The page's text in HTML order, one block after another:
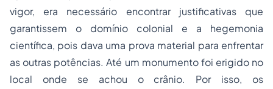
vigor, era necessário encontrar justificativas que
garantissem o domínio colonial e a hegemonia
científica, pois dava uma prova material para enfrentar
as outras potências. Até um monumento foi erigido no
local onde se achou o crânio. Por isso, os